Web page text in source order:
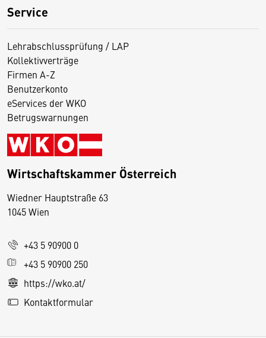
Service
Lehrabschlussprüfung / LAP
Kollektivverträge
Firmen A-Z
Benutzerkonto
eServices der WKO
Betrugswarnungen
Wirtschaftskammer Österreich
Wiedner Hauptstraße 63
1045 Wien
+43 5 90900 0
+43 5 90900 250
https://wko.at/
Kontaktformular
D
s
e
S
e